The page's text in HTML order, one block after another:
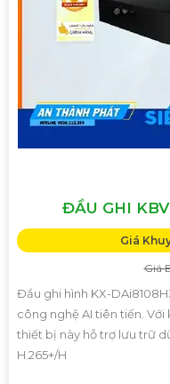
ĐẦU GHI
Giá
Giá
Đầu ghi hình KX-
công nghệ AI tiên tiến. Với
thiết bị này hỗ trợ lưu trữ
H.265+/H